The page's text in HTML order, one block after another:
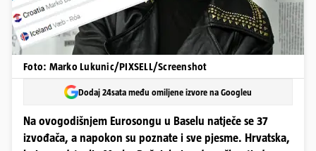
Foto: Marko Lukunic/PIXSELL/Screenshot
Dodaj 24sata među omiljene izvore na Googleu
Na ovogodišnjem Eurosongu u Baselu natječe se 37
izvođača, a napokon su poznate i sve pjesme. Hrvatska,